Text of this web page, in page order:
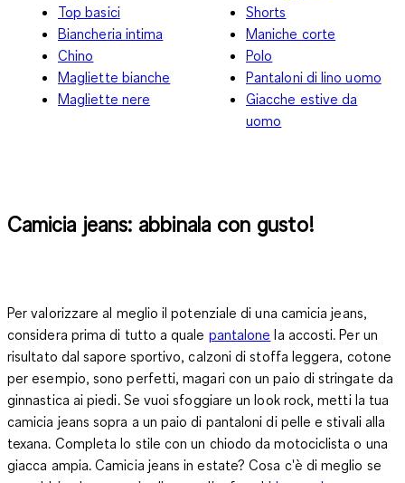
Top basici
Biancheria intima
Chino
Magliette bianche
Magliette nere
Shorts
Maniche corte
Polo
Pantaloni di lino uomo
Giacche estive da
uomo
Camicia jeans: abbinala con gusto!
Per valorizzare al meglio il potenziale di una camicia jeans,
considera prima di tutto a quale pantalone la accosti. Per un
risultato dal sapore sportivo, calzoni di stoffa leggera, cotone
per esempio, sono perfetti, magari con un paio di stringate da
ginnastica ai piedi. Se vuoi sfoggiare un look rock, metti la tua
camicia jeans sopra a un paio di pantaloni di pelle e stivali alla
texana. Completa lo stile con un chiodo da motociclista o una
giacca ampia. Camicia jeans in estate? Cosa c'è di meglio se